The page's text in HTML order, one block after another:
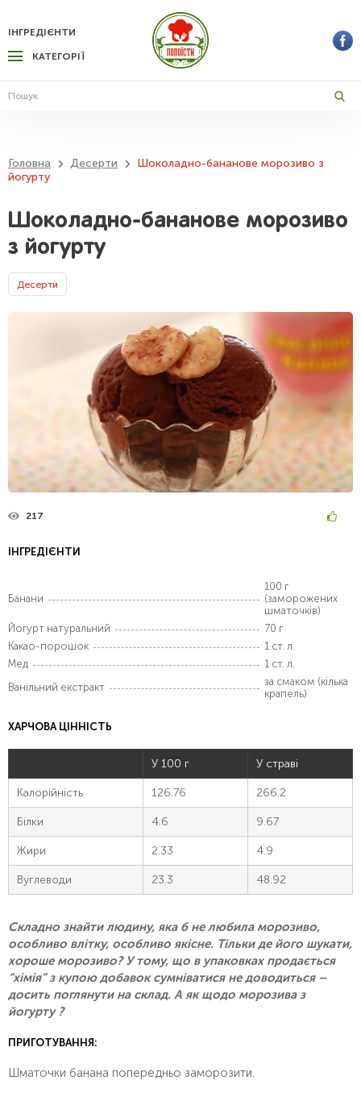
КАТЕГОРІЇ
ІНГРЕДІЄНТИ
Головна Десерти
Шоколадно-бананове морозиво з
йогурту
Шоколадно-бананове морозиво
з йогурту
Десерти
217
ІНГРЕДІЄНТИ
Банани
100 г
(заморожених
шматочків)
Йогурт натуральний
70 г
Какао-порошок
1 ст. л.
Мед
1 ст. л.
Ванільний екстракт
за смаком (кілька
крапель)
ХАРЧОВА ЦІННІСТЬ
У 100 г У страві
Калорійність 126.76 266.2
Білки 4.6 9.67
Жири 2.33 4.9
Вуглеводи 23.3 48.92
Складно знайти людину, яка б не любила морозиво,
особливо влітку, особливо якісне. Тільки де його шукати,
хороше морозиво? У тому, що в упаковках продається
“хімія” з купою добавок сумніватися не доводиться –
досить поглянути на склад. А як щодо морозива з
йогурту ?
ПРИГОТУВАННЯ:
Шматочки банана попередньо заморозити.